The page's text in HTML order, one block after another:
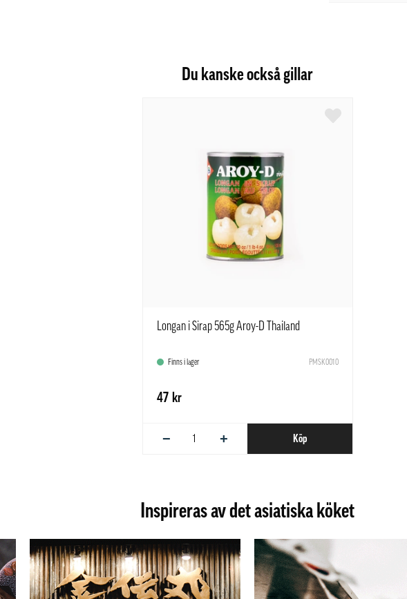
Du kanske också gillar
Longan i Sirap 565g Aroy-D Thailand
Finns i lager PMSK0010
47 kr
− + Köp
Inspireras av det asiatiska köket